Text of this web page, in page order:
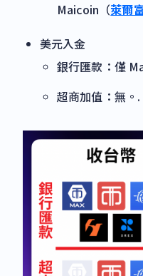
Maicoin（萊爾
美元入金
銀行匯款：僅
超商加值：無。.